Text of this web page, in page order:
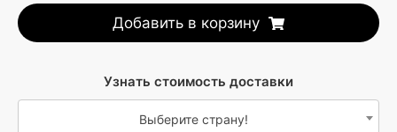
Добавить в корзину
Узнать стоимость доставки
Выберите страну!